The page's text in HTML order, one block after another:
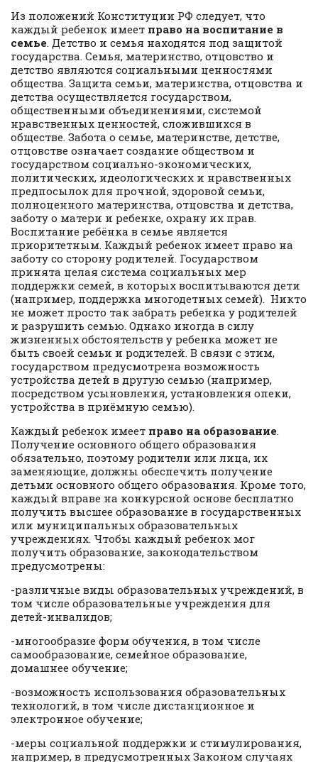
Из положений Конституции РФ следует, что
каждый ребенок имеет право на воспитание в
семье. Детство и семья находятся под защитой
государства. Семья, материнство, отцовство и
детство являются социальными ценностями
общества. Защита семьи, материнства, отцовства и
детства осуществляется государством,
общественными объединениями, системой
нравственных ценностей, сложившихся в
обществе. Забота о семье, материнстве, детстве,
отцовстве означает создание обществом и
государством социально-экономических,
политических, идеологических и нравственных
предпосылок для прочной, здоровой семьи,
полноценного материнства, отцовства и детства,
заботу о матери и ребенке, охрану их прав.
Воспитание ребёнка в семье является
приоритетным. Каждый ребенок имеет право на
заботу со сторону родителей. Государством
принята целая система социальных мер
поддержки семей, в которых воспитываются дети
(например, поддержка многодетных семей). Никто
не может просто так забрать ребенка у родителей
и разрушить семью. Однако иногда в силу
жизненных обстоятельств у ребенка может не
быть своей семьи и родителей. В связи с этим,
государством предусмотрена возможность
устройства детей в другую семью (например,
посредством усыновления, установления опеки,
устройства в приёмную семью).
Каждый ребенок имеет право на образование.
Получение основного общего образования
обязательно, поэтому родители или лица, их
заменяющие, должны обеспечить получение
детьми основного общего образования. Кроме того,
каждый вправе на конкурсной основе бесплатно
получить высшее образование в государственных
или муниципальных образовательных
учреждениях. Чтобы каждый ребенок мог
получить образование, законодательством
предусмотрены:
-различные виды образовательных учреждений, в
том числе образовательные учреждения для
детей-инвалидов;
-многообразие форм обучения, в том числе
самообразование, семейное образование,
домашнее обучение;
-возможность использования образовательных
технологий, в том числе дистанционное и
электронное обучение;
-меры социальной поддержки и стимулирования,
например, в предусмотренных Законом случаях